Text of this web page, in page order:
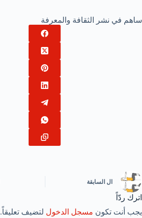
ساهم في نشر الثقافة والمعرفة
ال السابقة
اترك ردّاً
يجب أنت تكون مسجل الدخول لتضيف تعليقاً.